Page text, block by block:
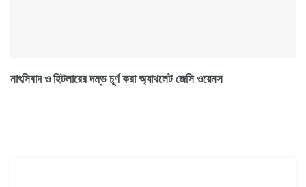
নাৎসিবাদ ও হিটলারের দম্ভ চূর্ণ করা অ্যাথলেট জেসি ওয়েনস